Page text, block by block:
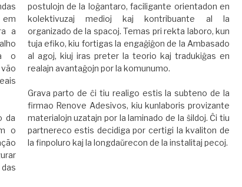
em
a
o
da
o
postulojn de la loĝantaro, faciligante orientadon en
kolektivuzaj medioj kaj kontribuante al la
organizado de la spacoj. Temas pri rekta laboro, kun
tuja efiko, kiu fortigas la engaĝiĝon de la Ambasado
al agoj, kiuj iras preter la teorio kaj tradukiĝas en
realajn avantaĝojn por la komunumo.
Grava parto de ĉi tiu realigo estis la subteno de la
firmao Renove Adesivos, kiu kunlaboris provizante
materialojn uzatajn por la laminado de la ŝildoj. Ĉi tiu
partnereco estis decidiga por certigi la kvaliton de
la finpoluro kaj la longdaŭrecon de la instalitaj pecoj.